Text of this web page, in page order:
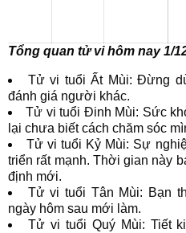
Tổng quan tử vi hôm nay 1/
Tử vi tuổi Ất Mùi: Đừng
đánh giá người khác.
Tử vi tuổi Đinh Mùi: Sức
lại chưa biết cách chăm sóc
Tử vi tuổi Kỷ Mùi: Sự
triển rất mạnh. Thời gian này
định mới.
Tử vi tuổi Tân Mùi: Bạn
ngày hôm sau mới làm.
Tử vi tuổi Quý Mùi: Tiết